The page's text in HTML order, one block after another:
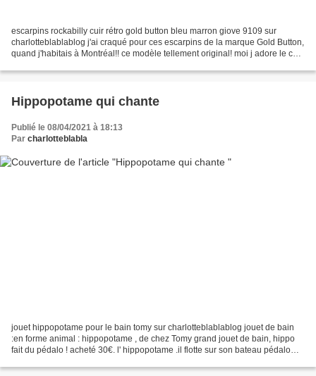
escarpins rockabilly cuir rétro gold button bleu marron giove 9109 sur
charlotteblablablog j'ai craqué pour ces escarpins de la marque Gold Button,
quand j'habitais à Montréal!! ce modèle tellement original! moi j adore le cuir
Hippopotame qui chante
Publié le 08/04/2021 à 18:13
Par charlotteblabla
jouet hippopotame pour le bain tomy sur charlotteblablablog jouet de bain
:en forme animal : hippopotame , de chez Tomy grand jouet de bain, hippo
fait du pédalo ! acheté 30€. l' hippopotame .il flotte sur son bateau pédalo